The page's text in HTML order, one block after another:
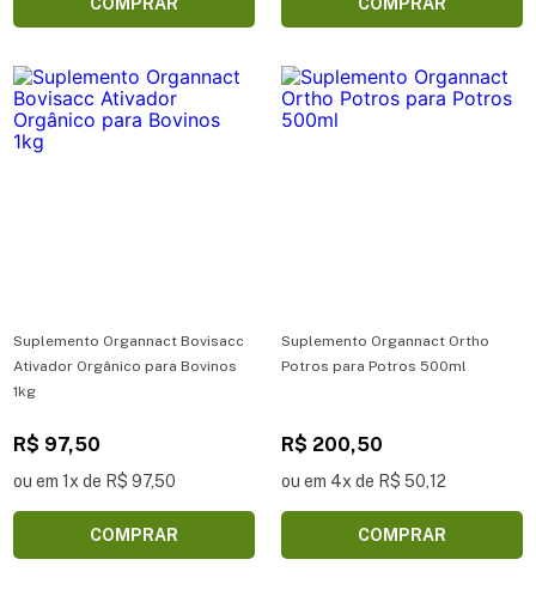
Suplemento Organnact Bovisacc
Ativador Orgânico para Bovinos
1kg
R$ 97,50
ou em 1x de R$ 97,50
COMPRAR
Suplemento Organnact Ortho
Potros para Potros 500ml
R$ 200,50
ou em 4x de R$ 50,12
COMPRAR